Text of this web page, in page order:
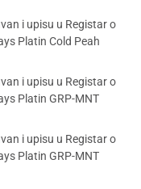
i upisu u Registar o
Platin Cold Peah
i upisu u Registar o
Platin GRP-MNT
i upisu u Registar o
Platin GRP-MNT